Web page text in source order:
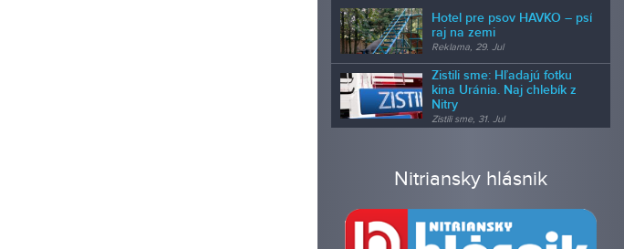
Hotel pre psov HAVKO – psí
raj na zemi
Reklama, 29. Jul
Zistili sme: Hľadajú fotku
kina Uránia. Naj chlebík z
Nitry
Zistili sme, 31. Jul
Nitriansky hlásnik